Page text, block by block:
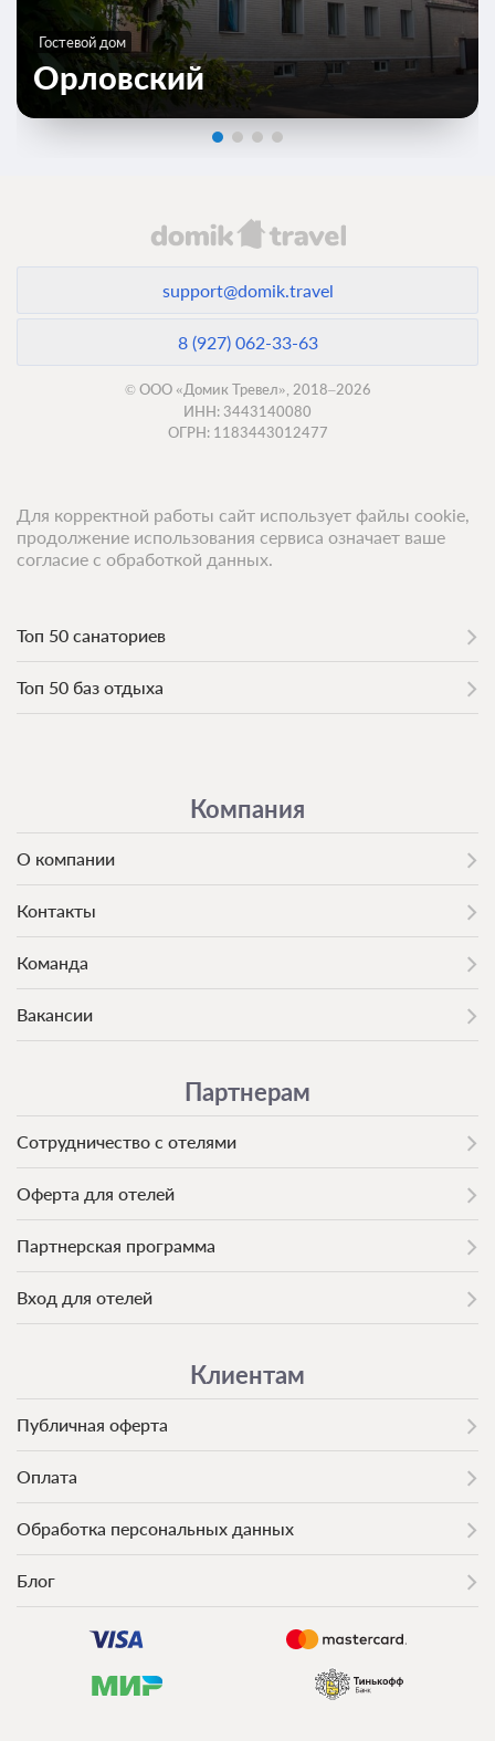
Гостевой дом
Орловский
support@domik.travel
8 (927) 062-33-63
© ООО «Домик Тревел», 2018–2026
ИНН: 3443140080
ОГРН: 1183443012477
Топ 50 санаториев
Топ 50 баз отдыха
Компания
О компании
Контакты
Команда
Вакансии
Партнерам
Сотрудничество с отелями
Оферта для отелей
Партнерская программа
Вход для отелей
Клиентам
Публичная оферта
Оплата
Обработка персональных данных
Блог
Для корректной работы сайт использует файлы cookie,
продолжение использования сервиса означает ваше
согласие с обработкой данных.